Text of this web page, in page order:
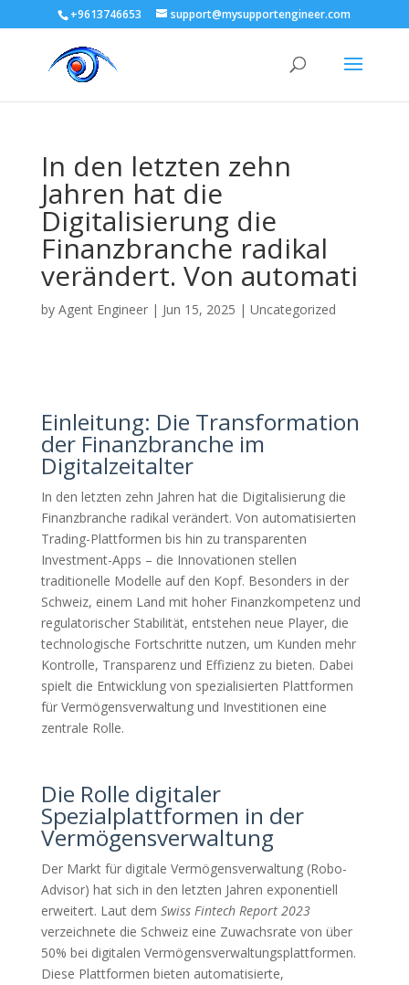
+9613746653 support@mysupportengineer.com
In den letzten zehn
Jahren hat die
Digitalisierung die
Finanzbranche radikal
verändert. Von automati
by Agent Engineer| Jun 15, 2025 | Uncategorized
Einleitung: Die Transformation
der Finanzbranche im
Digitalzeitalter
In den letzten zehn Jahren hat die Digitalisierung die
Finanzbranche radikal verändert. Von automatisierten
Trading-Plattformen bis hin zu transparenten
Investment-Apps – die Innovationen stellen
traditionelle Modelle auf den Kopf. Besonders in der
Schweiz, einem Land mit hoher Finanzkompetenz und
regulatorischer Stabilität, entstehen neue Player, die
technologische Fortschritte nutzen, um Kunden mehr
Kontrolle, Transparenz und Effizienz zu bieten. Dabei
spielt die Entwicklung von spezialisierten Plattformen
für Vermögensverwaltung und Investitionen eine
zentrale Rolle.
Die Rolle digitaler
Spezialplattformen in der
Vermögensverwaltung
Der Markt für digitale Vermögensverwaltung (Robo-
Advisor) hat sich in den letzten Jahren exponentiell
erweitert. Laut dem Swiss Fintech Report 2023
verzeichnete die Schweiz eine Zuwachsrate von über
50% bei digitalen Vermögensverwaltungsplattformen.
Diese Plattformen bieten automatisierte,